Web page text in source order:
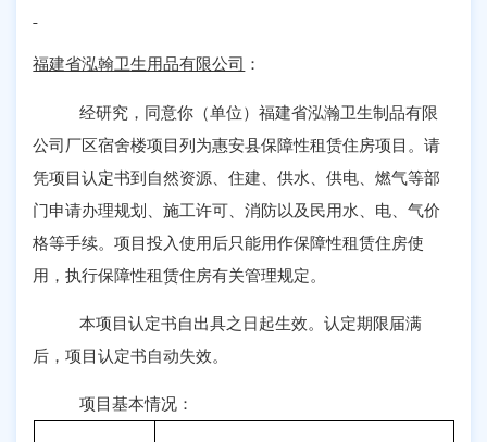
福建省泓翰卫生用品有限公司 ：
经研究，同意你（单位）福建省泓瀚卫生制品有限
公司厂区宿舍楼项目列为惠安县保障性租赁住房项目。请
凭项目认定书到自然资源、住建、供水、供电、燃气等部
门申请办理规划、施工许可、消防以及民用水、电、气价
格等手续。项目投入使用后只能用作保障性租赁住房使
用，执行保障性租赁住房有关管理规定。
本项目认定书自出具之日起生效。认定期限届满
后，项目认定书自动失效。
项目基本情况：